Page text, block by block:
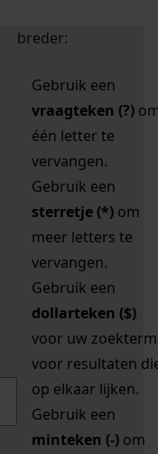
breder:
Gebruik een
vraagteken (?)
één letter te
vervangen.
Gebruik een
sterretje (*) om
meer letters te
vervangen.
Gebruik een
dollarteken ($)
voor uw zoekterm
voor resultaten
op elkaar lijken.
Gebruik een
minteken (-) om